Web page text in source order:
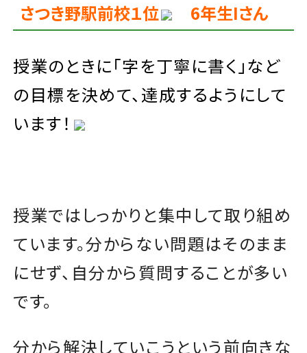
さつき野駅前校１位 6年生Iさん
授業のときに「字を丁寧に書く」など
の目標を決めて、達成するようにして
います！
授業ではしっかりと集中して取り組め
ています。分からない問題はそのまま
にせず、自分から質問することが多い
です。
分から解決していこうという前向きな